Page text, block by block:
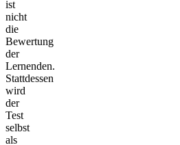
ist
nicht
die
Bewertung
der
Lernenden.
Stattdessen
wird
der
Test
selbst
als